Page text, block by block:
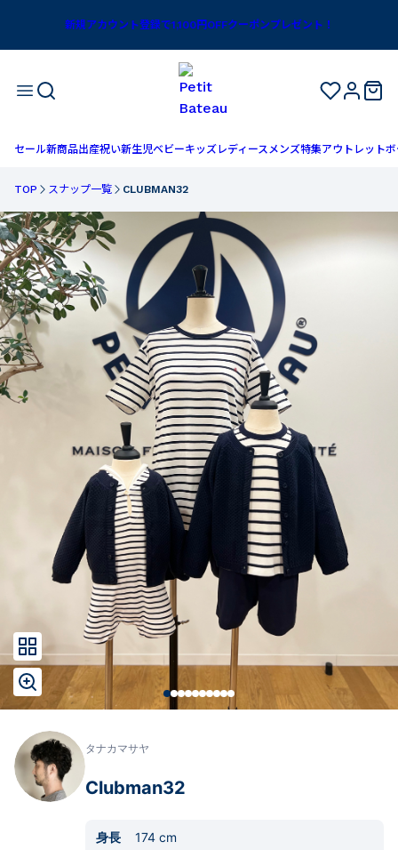
新規アカウント登録で1,100円OFFクーポンプレゼント！
セール新商品出産祝い新生児ベビーキッズ レディースメンズ特集アウトレットボ
TOP スナップ一覧 CLUBMAN32
タナカマサヤ
Clubman32
身長 174 cm